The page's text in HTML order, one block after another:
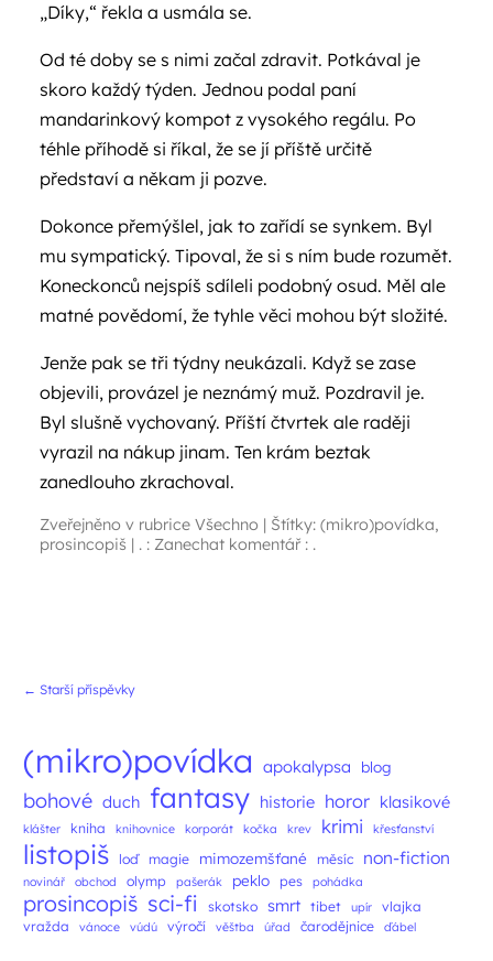
„Díky,“ řekla a usmála se.
Od té doby se s nimi začal zdravit. Potkával je
skoro každý týden. Jednou podal paní
mandarinkový kompot z vysokého regálu. Po
téhle příhodě si říkal, že se jí příště určitě
představí a někam ji pozve.
Dokonce přemýšlel, jak to zařídí se synkem. Byl
mu sympatický. Tipoval, že si s ním bude rozumět.
Koneckonců nejspíš sdíleli podobný osud. Měl ale
matné povědomí, že tyhle věci mohou být složité.
Jenže pak se tři týdny neukázali. Když se zase
objevili, provázel je neznámý muž. Pozdravil je.
Byl slušně vychovaný. Příští čtvrtek ale raději
vyrazil na nákup jinam. Ten krám beztak
zanedlouho zkrachoval.
Zveřejněno v rubrice Všechno | Štítky: (mikro)povídka,
prosincopiš | . : Zanechat komentář : .
← Starší příspěvky
(mikro)povídka apokalypsa blog
bohové duch fantasy historie horor klasikové
klášter kniha knihovnice korporát kočka krev krimi křesťanství
listopiš loď magie mimozemšťané měsíc non-fiction
novinář obchod olymp pašerák peklo pes pohádka
prosincopiš sci-fi skotsko smrt tibet upír
vlajka
vražda
vánoce vúdú výročí věštba úřad čarodějnice ďábel